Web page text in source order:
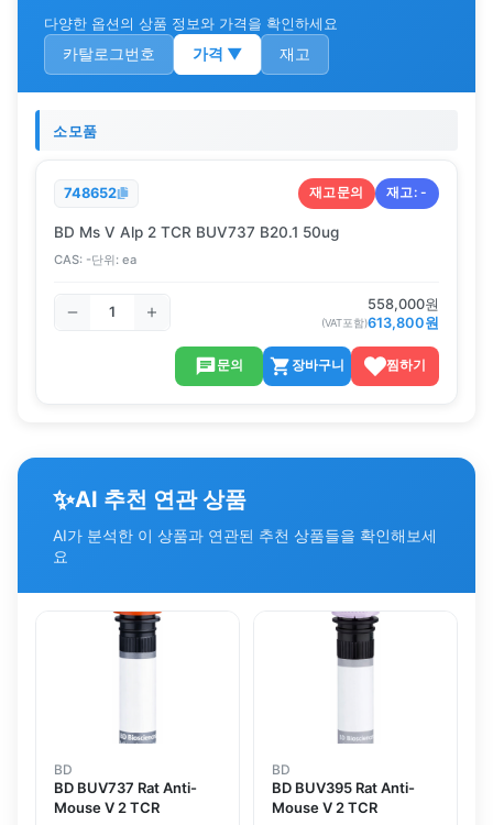
다양한 옵션의 상품 정보와 가격을 확인하세요
카탈로그번호 가격 ▼ 재고
소모품
748652 재고문의 재고:-
BD Ms V Alp 2 TCR BUV737 B20.1 50ug
CAS: -단위: ea
558,000원
(VAT포함)613,800원
문의 장바구니 찜하기
✨AI 추천 연관 상품
AI가 분석한 이 상품과 연관된 추천 상품들을 확인해보세
요
BD
BD BUV737 Rat Anti-
Mouse V 2 TCR
BD
BD BUV395 Rat Anti-
Mouse V 2 TCR